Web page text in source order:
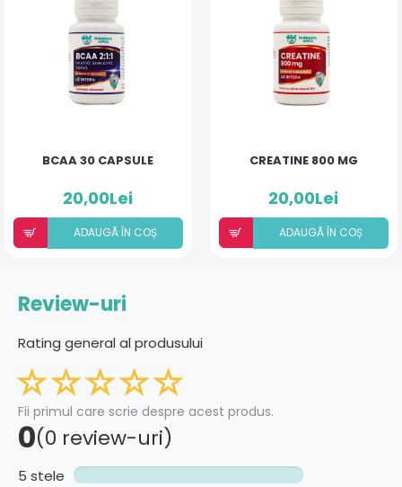
BCAA 30 CAPSULE
20,00Lei
ADAUGÃ ÎN COȘ
CREATINE 800 MG
20,00Lei
ADAUGÃ ÎN COȘ
Review-uri
Rating general al produsului
Fii primul care scrie despre acest produs.
0(0 review-uri)
5 stele